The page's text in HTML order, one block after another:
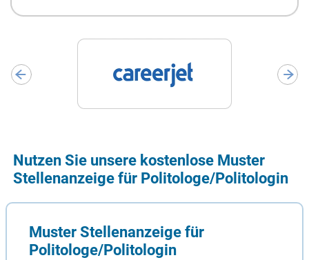
Nutzen Sie unsere kostenlose Muster
Stellenanzeige für Politologe/Politologin
Muster Stellenanzeige für
Politologe/Politologin